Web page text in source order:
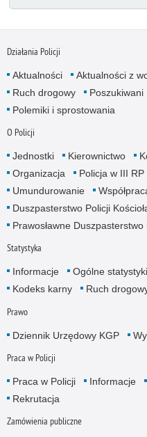
Działania Policji
Aktualności Aktualności z
Ruch drogowy
Poszukiwani
Polemiki i sprostowania
O Policji
Jednostki Kierownictwo
Organizacja
Policja w III RP
Umundurowanie
Duszpasterstwo Policji
Prawosławne Duszpasterstwo
Statystyka
Informacje Ogólne statystyki
Kodeks karny
Ruch
Prawo
Dziennik Urzędowy KGP
Praca w Policji
Praca w Policji Informacje
Rekrutacja
Zamówienia publiczne